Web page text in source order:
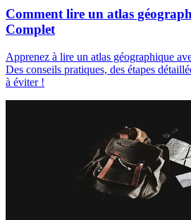
Comment lire un atlas
Complet
Apprenez à lire un atlas géographique
Des conseils pratiques, des étapes
à éviter !